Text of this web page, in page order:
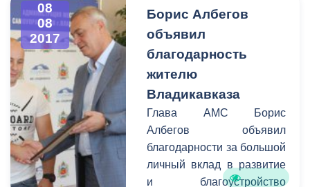
доказала свою
необходимость. По
мнению руководителя
АМС, именно на
балансовой комиссии
можно оценить
эффективность работы
управленческого состава
предприятия, провести
сводный анализ всех
08
08
2017
Борис Албегов
объявил
благодарность
жителю
Владикавказа
Глава АМС Борис
Албегов объявил
благодарности за большой
личный вклад в развитие
и благоустройство